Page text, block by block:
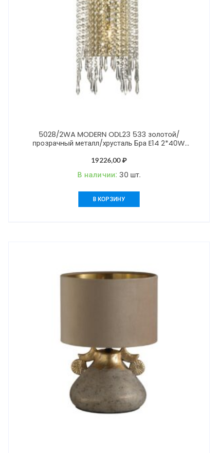
5028/2WA MODERN ODL23 533 золотой/
прозрачный металл/хрусталь Бра E14 2*40W
19226,00₽
В наличии:30 шт.
В КОРЗИНУ